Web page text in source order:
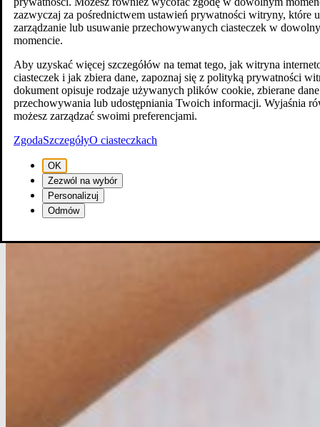
zazwyczaj za pośrednictwem ustawień prywatności witryny, które
zarządzanie lub usuwanie przechowywanych ciasteczek w
momencie.
Aby uzyskać więcej szczegółów na temat tego, jak witryna
ciasteczek i jak zbiera dane, zapoznaj się z polityką prywatności
dokument opisuje rodzaje używanych plików cookie, zbierane
przechowywania lub udostępniania Twoich informacji. Wyjaśnia
możesz zarządzać swoimi preferencjami.
ZgodaSzczegółyO ciasteczkach
OK
Zezwól na wybór
Personalizuj
Odmów